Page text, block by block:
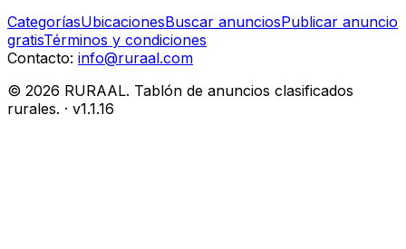
CategoríasUbicacionesBuscar anunciosPublicar anuncio
gratisTérminos y condiciones
Contacto: info@ruraal.com
© 2026 RURAAL. Tablón de anuncios clasificados
rurales. · v1.1.16